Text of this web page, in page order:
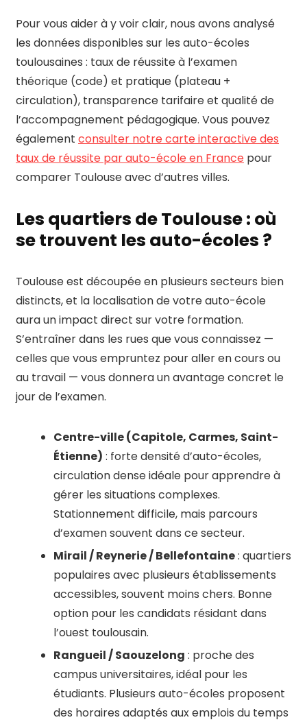
Pour vous aider à y voir clair, nous avons analysé
les données disponibles sur les auto-écoles
toulousaines : taux de réussite à l’examen
théorique (code) et pratique (plateau +
circulation), transparence tarifaire et qualité de
l’accompagnement pédagogique. Vous pouvez
également consulter notre carte interactive des
taux de réussite par auto-école en France pour
comparer Toulouse avec d’autres villes.
Les quartiers de Toulouse : où
se trouvent les auto-écoles ?
Toulouse est découpée en plusieurs secteurs bien
distincts, et la localisation de votre auto-école
aura un impact direct sur votre formation.
S’entraîner dans les rues que vous connaissez —
celles que vous empruntez pour aller en cours ou
au travail — vous donnera un avantage concret le
jour de l’examen.
Centre-ville (Capitole, Carmes, Saint-
Étienne) : forte densité d’auto-écoles,
circulation dense idéale pour apprendre à
gérer les situations complexes.
Stationnement difficile, mais parcours
d’examen souvent dans ce secteur.
Mirail / Reynerie / Bellefontaine: quartiers
populaires avec plusieurs établissements
accessibles, souvent moins chers. Bonne
option pour les candidats résidant dans
l’ouest toulousain.
Rangueil / Saouzelong : proche des
campus universitaires, idéal pour les
étudiants. Plusieurs auto-écoles proposent
des horaires adaptés aux emplois du temps